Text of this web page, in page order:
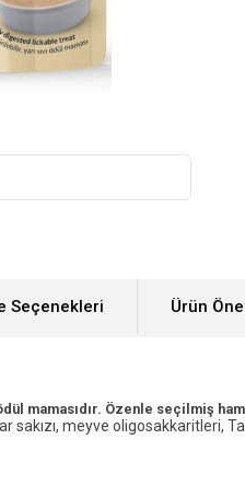
Seçenekleri Ürün
mamasıdır. Özenle seçilmiş
sakızı, meyve